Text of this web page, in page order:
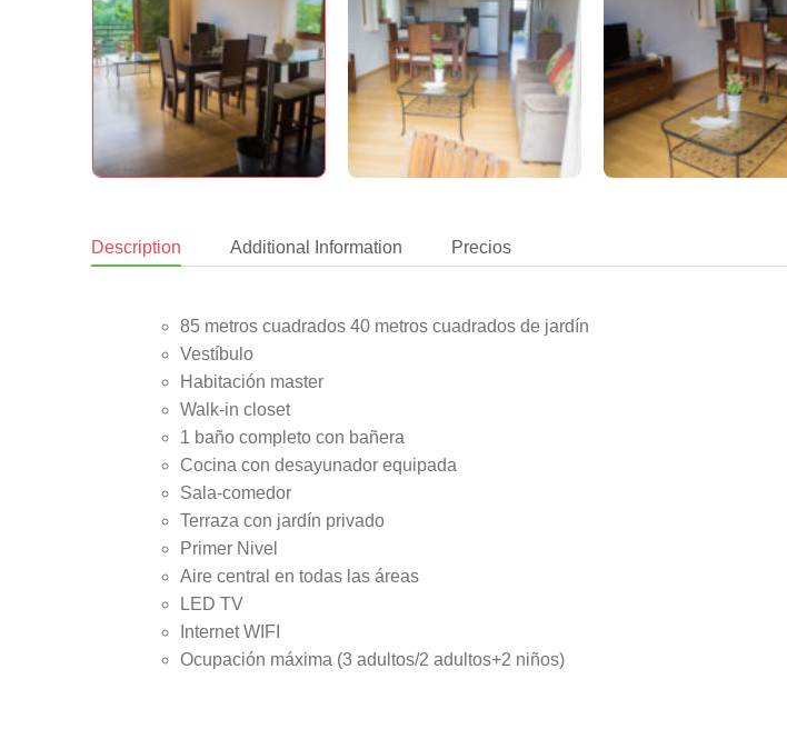
Description Additional Information Precios
85 metros cuadrados 40 metros cuadrados de jardín
Vestíbulo
Habitación master
Walk-in closet
1 baño completo con bañera
Cocina con desayunador equipada
Sala-comedor
Terraza con jardín privado
Primer Nivel
Aire central en todas las áreas
LED TV
Internet WIFI
Ocupación máxima (3 adultos/2 adultos+2 niños)